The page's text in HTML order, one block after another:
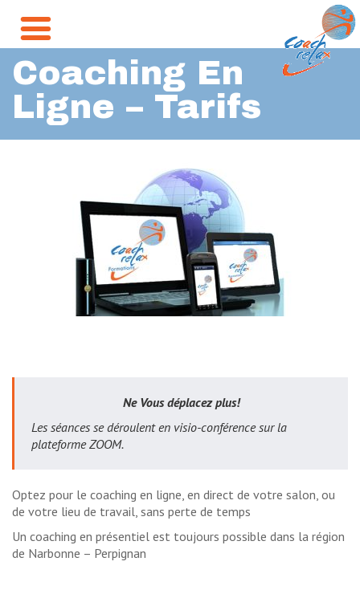
Coaching En
Ligne – Tarifs
Ne Vous déplacez plus!
Les séances se déroulent en visio-conférence sur la
plateforme ZOOM.
Optez pour le coaching en ligne, en direct de votre salon, ou
de votre lieu de travail, sans perte de temps
Un coaching en présentiel est toujours possible dans la région
de Narbonne – Perpignan